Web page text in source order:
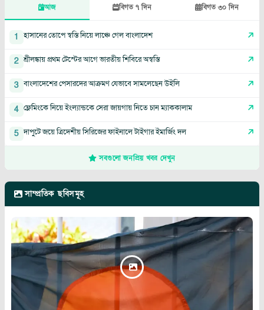
আজ বিগত ৭ দিন বিগত ৩০ দিন
1 হাসানের তোপে স্বস্তি নিয়ে লাঞ্চে গেল বাংলাদেশ
2 শ্রীলঙ্কায় প্রথম টেস্টের আগে ভারতীয় শিবিরে অস্বস্তি
3 বাংলাদেশের পেসারদের আক্রমণ যেভাবে সামলেছেন উইলি
4 ফ্লেমিংকে নিয়ে ইংল্যান্ডকে সেরা জায়গায় নিতে চান ম্যাককালাম
5 দাপুটে জয়ে ত্রিদেশীয় সিরিজের ফাইনালে টাইগার ইমার্জিং দল
সবগুলো জনপ্রিয় খবর দেখুন
সাম্প্রতিক ছবিসমূহ